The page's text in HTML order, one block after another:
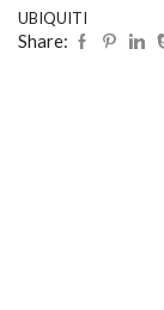
UBIQUITI
Share: